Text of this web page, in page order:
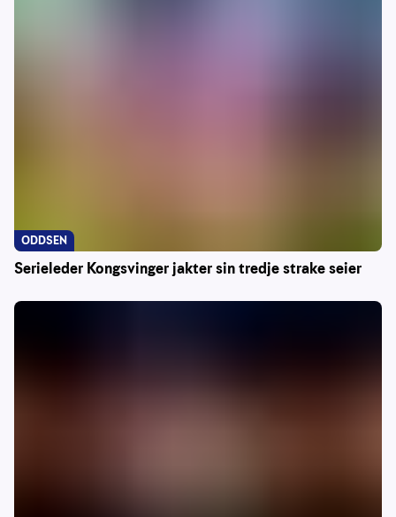
Serieleder Kongsvinger jakter sin tredje strake seier
ODDSEN